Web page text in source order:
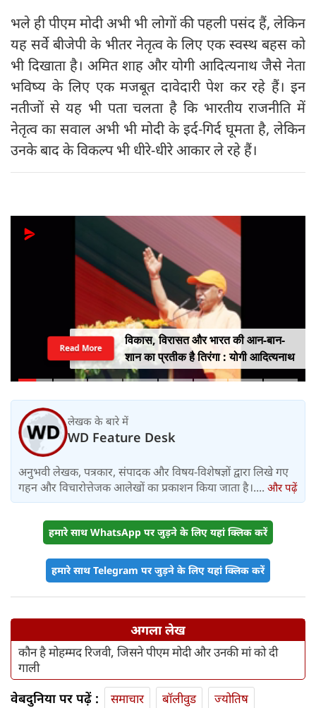
भले ही पीएम मोदी अभी भी लोगों की पहली पसंद हैं, लेकिन
यह सर्वे बीजेपी के भीतर नेतृत्व के लिए एक स्वस्थ बहस को
भी दिखाता है। अमित शाह और योगी आदित्यनाथ जैसे नेता
भविष्य के लिए एक मजबूत दावेदारी पेश कर रहे हैं। इन
नतीजों से यह भी पता चलता है कि भारतीय राजनीति में
नेतृत्व का सवाल अभी भी मोदी के इर्द-गिर्द घूमता है, लेकिन
उनके बाद के विकल्प भी धीरे-धीरे आकार ले रहे हैं।
विकास, विरासत और भारत की आन-बान-
शान का प्रतीक है तिरंगा : योगी आदित्यनाथ
Read More
लेखक के बारे में
WD Feature Desk
अनुभवी लेखक, पत्रकार, संपादक और विषय-विशेषज्ञों द्वारा लिखे गए
गहन और विचारोत्तेजक आलेखों का प्रकाशन किया जाता है।.... और पढ़ें
हमारे साथ WhatsApp पर जुड़ने के लिए यहां क्लिक करें
हमारे साथ Telegram पर जुड़ने के लिए यहां क्लिक करें
अगला लेख
कौन है मोहम्मद रिजवी, जिसने पीएम मोदी और उनकी मां को दी
गाली
वेबदुनिया पर पढ़ें : समाचार बॉलीवुड
ज्योतिष